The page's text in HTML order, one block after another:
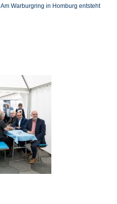
Am Warburgring in Homburg entsteht